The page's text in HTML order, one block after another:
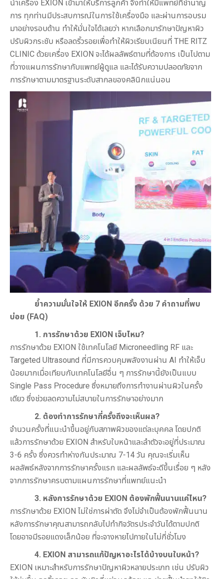
นำเครื่อง EXION เข้ามาให้บริการลูกค้า จึงทำให้มีแพทย์ที่ชำนาญ
การ ทุกท่านมีประสบการณ์ในการใช้เครื่องมือ และผ่านการอบรม
มาอย่างรอบด้าน ทำให้มั่นใจได้เลยว่า หากเลือกมารักษาปัญหาผิว
ปรับผิวกระชับ หรือลดริ้วรอยเพื่อทำให้ผิวเรียบเนียนที่ THE RITZ
CLINIC ด้วยเครื่อง EXION จะได้ผลลัพธ์ตามที่ต้องการ เป็นไปตาม
ที่วางแผนการรักษากับแพทย์ผู้ดูแล และได้รับความปลอดภัยจาก
การรักษาตามมาตรฐานระดับสากลของคลินิกแน่นอน
ย้ำความมั่นใจให้ EXION อีกครั้ง ด้วย 7 คำถามที่พบ
บ่อย (FAQ)
1. การรักษาด้วย EXION เจ็บไหม?
การรักษาด้วย EXION ใช้เทคโนโลยี Microneedling RF และ
Targeted Ultrasound ที่มีการควบคุมพลังงานผ่าน AI ทำให้เจ็บ
น้อยมากเมื่อเทียบกับเทคโนโลยีอื่น ๆ การรักษานี้ยังเป็นแบบ
Single Pass Procedure ซึ่งหมายถึงการทำงานผ่านผิวในครั้ง
เดียว ซึ่งช่วยลดความไม่สบายในการรักษาอย่างมาก
2. ต้องทำการรักษากี่ครั้งถึงจะเห็นผล?
จำนวนครั้งที่แนะนำขึ้นอยู่กับสภาพผิวของแต่ละบุคคล โดยปกติ
แล้วการรักษาด้วย EXION สำหรับใบหน้าและลำตัวจะอยู่ที่ประมาณ
3-6 ครั้ง ซึ่งควรทำห่างกันประมาณ 7-14 วัน คุณจะเริ่มเห็น
ผลลัพธ์หลังจากการรักษาครั้งแรก และผลลัพธ์จะดีขึ้นเรื่อย ๆ หลัง
จากการรักษาครบตามแผนการรักษาที่แพทย์แนะนำ
3. หลังการรักษาด้วย EXION ต้องพักฟื้นนานแค่ไหน?
การรักษาด้วย EXION ไม่ใช่การผ่าตัด จึงไม่จำเป็นต้องพักฟื้นนาน
หลังการรักษาคุณสามารถกลับไปทำกิจวัตรประจำวันได้ตามปกติ
โดยอาจมีรอยแดงเล็กน้อย ที่จะจางหายไปภายในไม่กี่ชั่วโมง
4. EXION สามารถแก้ปัญหาอะไรได้บ้างบนใบหน้า?
EXION เหมาะสำหรับการรักษาปัญหาผิวหลายประเภท เช่น ปรับผิว